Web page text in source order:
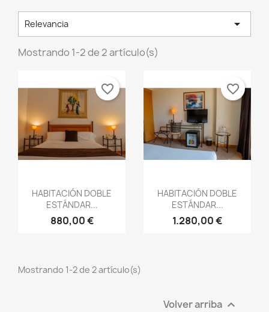
Añadir a la lista de deseos ×
add_circle_outline Create new list
Crear lista de deseos ×
Nombre de la lista de deseos
((modalTitle)) ×
((confirmMessage))
((cancelText))
Iniciar sesión ×
Debe iniciar sesión para guardar productos en su
lista de deseos.
Relevancia 
Mostrando 1-2 de 2 artículo(s)
HABITACIÓN DOBLE
ESTÁNDAR...
880,00 €
favorite_border
HABITACIÓN DOBLE
ESTÁNDAR...
1.280,00 €
favorite_border
Mostrando 1-2 de 2 artículo(s)
Volver arriba 